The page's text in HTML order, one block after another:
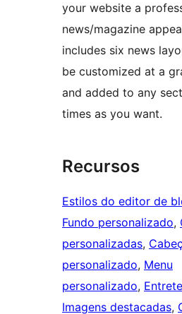
your website a
news/magazine
includes six news
be customized at a
and added to any
times as you want.
Recursos
Estilos do editor de
Fundo personalizado,
personalizadas,
personalizado, Menu
personalizado,
Imagens destacadas,